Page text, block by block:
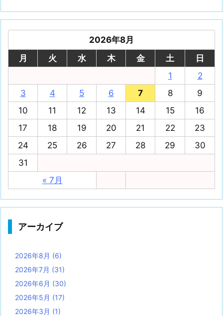
2026年8月
月
火 水 木 金 土 日
« 7月
1
2
3
4 5 6 7 8
9
10
11 12 13 14 15
16
17
18 19 20 21 22
23
24
25 26 27 28 29
30
31
アーカイブ
2026年8月 (6)
2026年7月 (31)
2026年6月 (30)
2026年5月 (17)
2026年3月 (1)